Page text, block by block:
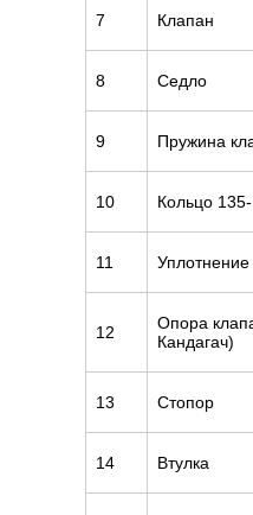
7 Клапан
8 Седло
9 Пружина
10 Кольцо
11
12
Опора
Кандагач)
13 Стопор
14 Втулка